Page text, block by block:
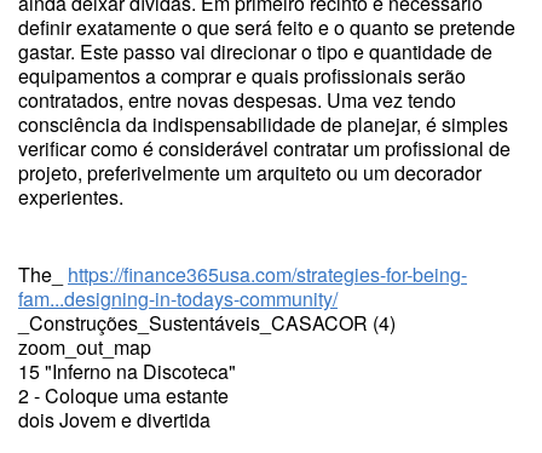
definir exatamente o que será feito e o quanto se pretende
gastar. Este passo vai direcionar o tipo e quantidade de
equipamentos a comprar e quais profissionais serão
contratados, entre novas despesas. Uma vez tendo
consciência da indispensabilidade de planejar, é simples
verificar como é considerável contratar um profissional de
projeto, preferivelmente um arquiteto ou um decorador
experientes.
The_ https://finance365usa.com/strategies-for-being-
fam...designing-in-todays-community/
_Construções_Sustentáveis_CASACOR (4)
zoom_out_map
15 "Inferno na Discoteca"
2 - Coloque uma estante
dois Jovem e divertida